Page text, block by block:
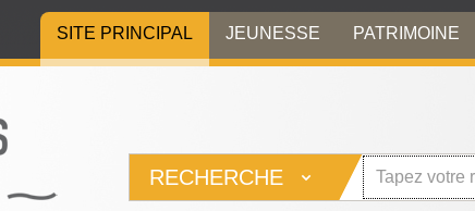
SITE PRINCIPAL JEUNESSE PATRIMOINE
RECHERCHE